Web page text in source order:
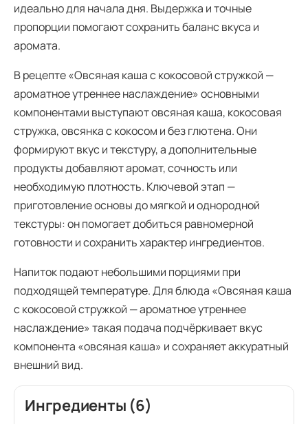
идеально для начала дня. Выдержка и точные
пропорции помогают сохранить баланс вкуса и
аромата.
В рецепте «Овсяная каша с кокосовой стружкой —
ароматное утреннее наслаждение» основными
компонентами выступают овсяная каша, кокосовая
стружка, овсянка с кокосом и без глютена. Они
формируют вкус и текстуру, а дополнительные
продукты добавляют аромат, сочность или
необходимую плотность. Ключевой этап —
приготовление основы до мягкой и однородной
текстуры: он помогает добиться равномерной
готовности и сохранить характер ингредиентов.
Напиток подают небольшими порциями при
подходящей температуре. Для блюда «Овсяная каша
с кокосовой стружкой — ароматное утреннее
наслаждение» такая подача подчёркивает вкус
компонента «овсяная каша» и сохраняет аккуратный
внешний вид.
Ингредиенты (6)